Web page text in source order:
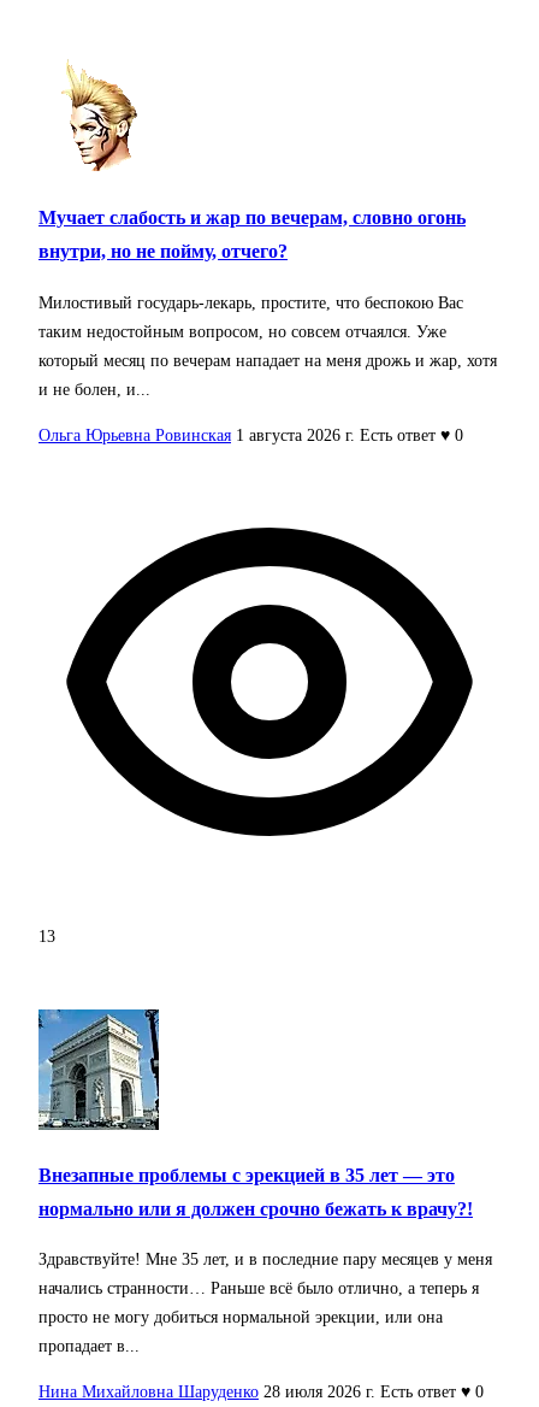
Мучает слабость и жар по вечерам, словно огонь
внутри, но не пойму, отчего?
Милостивый государь-лекарь, простите, что беспокою Вас
таким недостойным вопросом, но совсем отчаялся. Уже
который месяц по вечерам нападает на меня дрожь и жар, хотя
и не болен, и...
Ольга Юрьевна Ровинская 1 августа 2026 г. Есть ответ ♥ 0
13
Внезапные проблемы с эрекцией в 35 лет — это
нормально или я должен срочно бежать к врачу?!
Здравствуйте! Мне 35 лет, и в последние пару месяцев у меня
начались странности… Раньше всё было отлично, а теперь я
просто не могу добиться нормальной эрекции, или она
пропадает в...
Нина Михайловна Шаруденко 28 июля 2026 г. Есть ответ ♥ 0